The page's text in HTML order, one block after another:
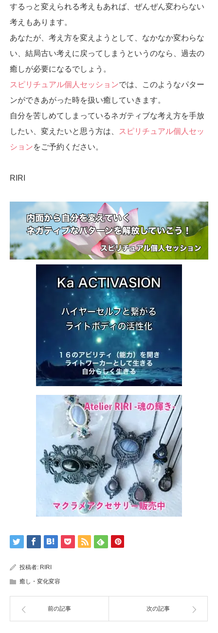
するっと変えられる考えもあれば、ぜんぜん変わらない
考えもあります。
あなたが、考え方を変えようとして、なかなか変わらな
い、結局古い考えに戻ってしまうというのなら、過去の
癒しが必要になるでしょう。
スピリチュアル個人セッションでは、このようなパター
ンができあがった時を扱い癒していきます。
自分を苦しめてしまっているネガティブな考え方を手放
したい、変えたいと思う方は、
スピリチュアル個人セッ
ションをご予約ください。
RIRI
投稿者: RIRI
癒し・変化変容
前の記事 次の記事